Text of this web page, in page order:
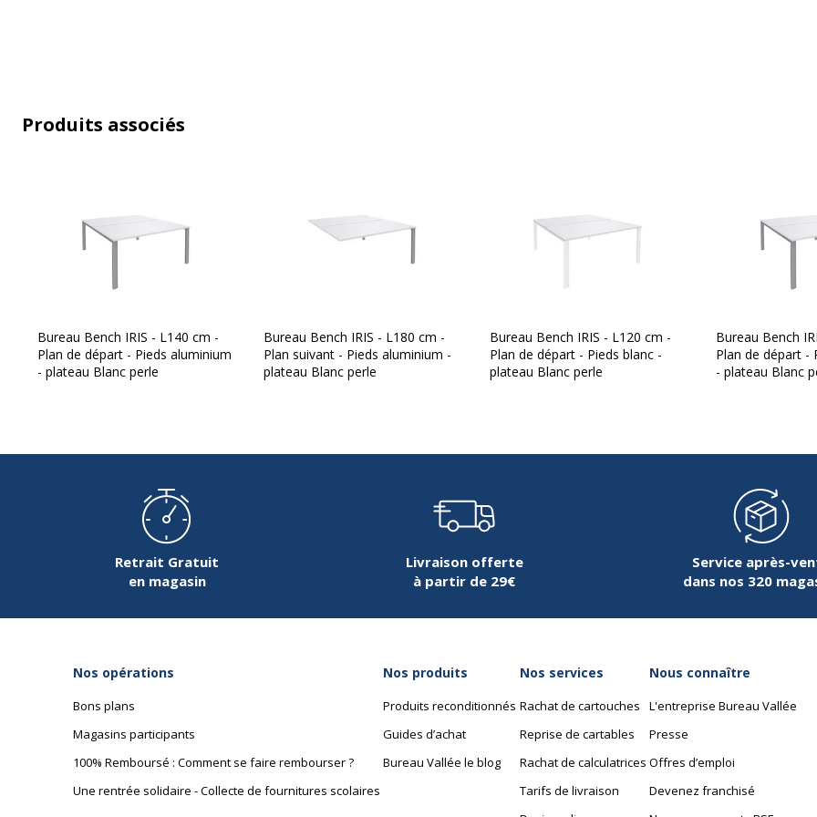
Caractéristiques environnementales
Épaisseur
Largeur du plateau
Matériau
Produits associés
Bureau Bench IRIS - L140 cm -
Plan de départ - Pieds aluminium
- plateau Blanc perle
Bureau Bench IRIS - L180 cm -
Plan suivant - Pieds aluminium -
plateau Blanc perle
Bureau Bench IRIS - L120 cm -
Plan de départ - Pieds blanc -
plateau Blanc perle
Bureau Bench
Plan de départ -
- plateau Blanc
Retrait Gratuit
en magasin
Livraison offerte
à partir de 29€
Service après-
dans nos 320
Nos opérations
Bons plans
Magasins participants
100% Remboursé : Comment se faire rembourser ?
Une rentrée solidaire - Collecte de fournitures scolaires
Nos produits
Produits reconditionnés
Guides d’achat
Bureau Vallée le blog
Nos services
Rachat de cartouches
Reprise de cartables
Rachat de calculatrices
Tarifs de livraison
Nous connaître
L'entreprise Bureau Vallée
Presse
Offres d’emploi
Devenez franchisé